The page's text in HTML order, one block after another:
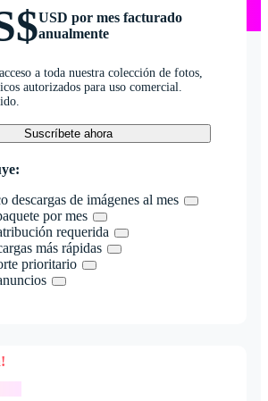
USD por mes facturado
anualmente
a toda nuestra colección de fotos,
autorizados para uso comercial.
Suscríbete ahora
descargas de imágenes al mes
por mes
requerida
más rápidas
prioritario